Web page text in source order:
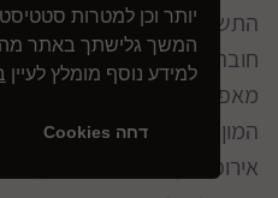
יותר וכן למטרות
המשך גלישתך באתר
למידע נוסף מומלץ לעיין
דחה Cookies
התשובה היא במילה אחתלא,
חובה עליכם להסתכל בספר
מאפשר / מאשר את תקן
המון רכבים שמאפשרים
אירופיים (מצורפת דוגמא), יכול